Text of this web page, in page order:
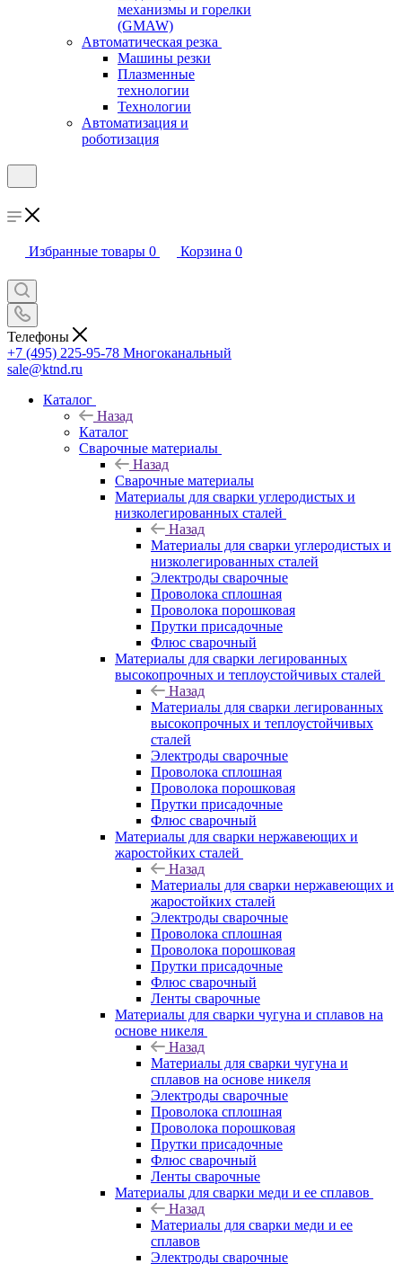
механизмы и горелки
(GMAW)
Автоматическая резка
Машины резки
Плазменные
технологии
Технологии
Автоматизация и
роботизация
Избранные товары 0 Корзина 0
Телефоны
+7 (495) 225-95-78 Многоканальный
sale@ktnd.ru
Каталог
Назад
Каталог
Сварочные материалы
Назад
Сварочные материалы
Материалы для сварки углеродистых и
низколегированных сталей
Назад
Материалы для сварки углеродистых и
низколегированных сталей
Электроды сварочные
Проволока сплошная
Проволока порошковая
Прутки присадочные
Флюс сварочный
Материалы для сварки легированных
высокопрочных и теплоустойчивых сталей
Назад
Материалы для сварки легированных
высокопрочных и теплоустойчивых
сталей
Электроды сварочные
Проволока сплошная
Проволока порошковая
Прутки присадочные
Флюс сварочный
Материалы для сварки нержавеющих и
жаростойких сталей
Назад
Материалы для сварки нержавеющих и
жаростойких сталей
Электроды сварочные
Проволока сплошная
Проволока порошковая
Прутки присадочные
Флюс сварочный
Ленты сварочные
Материалы для сварки чугуна и сплавов на
основе никеля
Назад
Материалы для сварки чугуна и
сплавов на основе никеля
Электроды сварочные
Проволока сплошная
Проволока порошковая
Прутки присадочные
Флюс сварочный
Ленты сварочные
Материалы для сварки меди и ее сплавов
Назад
Материалы для сварки меди и ее
сплавов
Электроды сварочные